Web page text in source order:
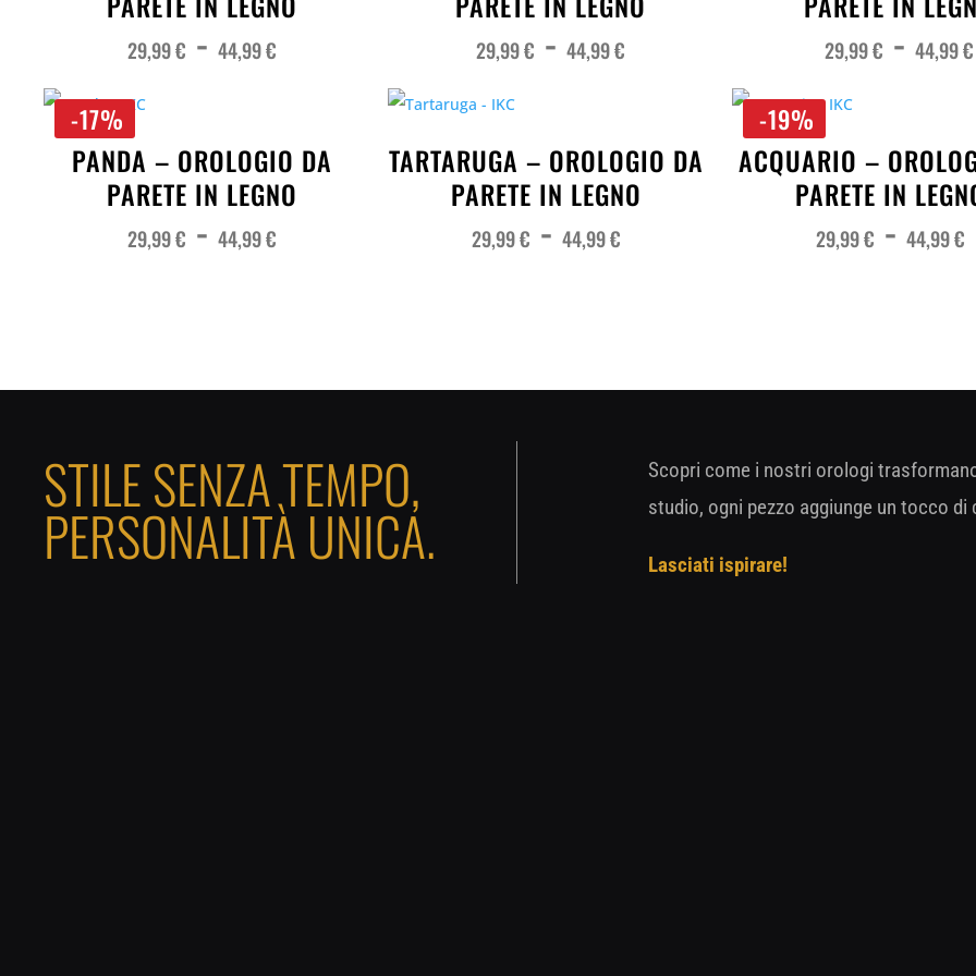
29,99€ - 44,99€
29,99 €
44,99 €
29,99€ - 44,99€
29,99 €
44,99 €
29,99€ - 44,99€
-17%
PANDA – OROLOGIO DA
PARETE IN LEGNO
29,99€ - 44,99€
TARTARUGA – OROLOGIO DA
PARETE IN LEGNO
29,99€ - 44,99€Fascia
diprezzo:
da
-19%
ACQUARIO –
PARETE IN
29,99€ - 44,99€dida
STILE SENZA TEMPO,
PERSONALITÀ UNICA.
Scopri come i nostri orologi
studio, ogni pezzo aggiunge un tocco
Lasciati ispirare!